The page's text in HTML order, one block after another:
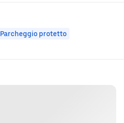
Parcheggio protetto